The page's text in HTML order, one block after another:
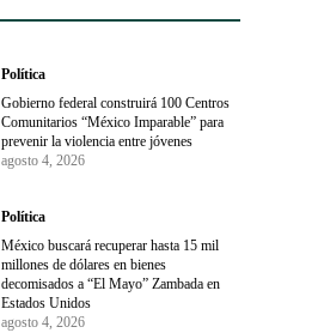
Política
Gobierno federal construirá 100 Centros
Comunitarios “México Imparable” para
prevenir la violencia entre jóvenes
agosto 4, 2026
Política
México buscará recuperar hasta 15 mil
millones de dólares en bienes
decomisados a “El Mayo” Zambada en
Estados Unidos
agosto 4, 2026